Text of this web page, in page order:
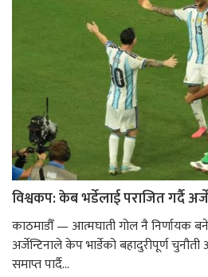
विश्वकप: केब भर्डेलाई पराजित गर्दै
काठमाडौँ — आत्मघाती गोल नै निर्णायक
अर्जेन्टिनाले केप भार्डेको बहादुरीपूर्ण
समाप्त पार्दै...